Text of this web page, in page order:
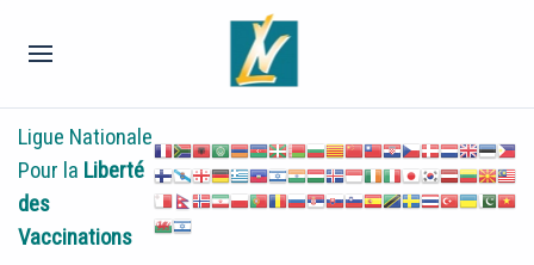
Ligue Nationale
Pour la Liberté
des
Vaccinations